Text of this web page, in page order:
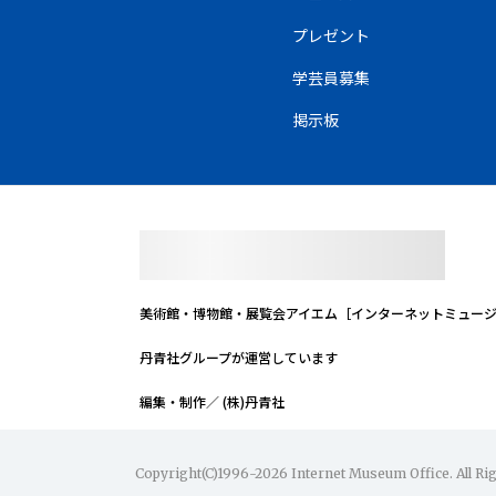
プレゼント
学芸員募集
掲示板
美術館・博物館・展覧会アイエム［インターネットミュージ
丹青社グループが運営しています
編集・制作／ (株)丹青社
Copyright(C)1996-2026 Internet Museum Office. All